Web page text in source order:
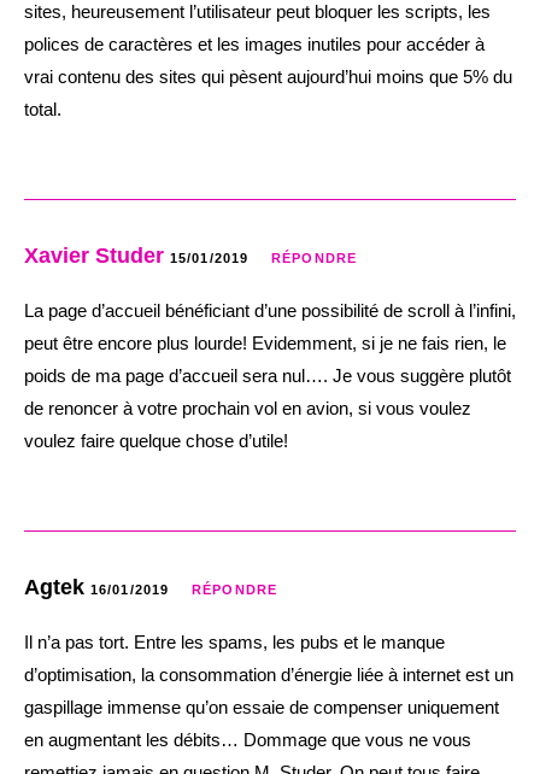
sites, heureusement l’utilisateur peut bloquer les scripts, les
polices de caractères et les images inutiles pour accéder à
vrai contenu des sites qui pèsent aujourd’hui moins que 5% du
total.
Xavier Studer 15/01/2019 RÉPONDRE
La page d’accueil bénéficiant d’une possibilité de scroll à l’infini,
peut être encore plus lourde! Evidemment, si je ne fais rien, le
poids de ma page d’accueil sera nul…. Je vous suggère plutôt
de renoncer à votre prochain vol en avion, si vous voulez
voulez faire quelque chose d’utile!
Agtek 16/01/2019 RÉPONDRE
Il n’a pas tort. Entre les spams, les pubs et le manque
d’optimisation, la consommation d’énergie liée à internet est un
gaspillage immense qu’on essaie de compenser uniquement
en augmentant les débits… Dommage que vous ne vous